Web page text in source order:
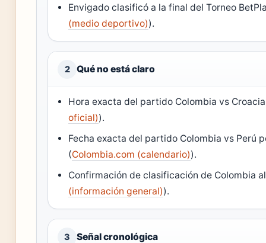
Envigado clasificó a la final del Torneo
(medio deportivo)).
2 Qué no está claro
Hora exacta del partido Colombia vs
oficial)).
Fecha exacta del partido Colombia vs Perú
(Colombia.com (calendario)).
Confirmación de clasificación de Colombia
(información general)).
3 Señal cronológica